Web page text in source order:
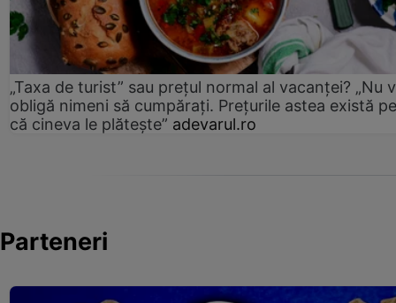
„Taxa de turist” sau prețul normal al vacanței? „Nu
obligă nimeni să cumpărați. Prețurile astea există
că cineva le plătește” adevarul.ro
Parteneri